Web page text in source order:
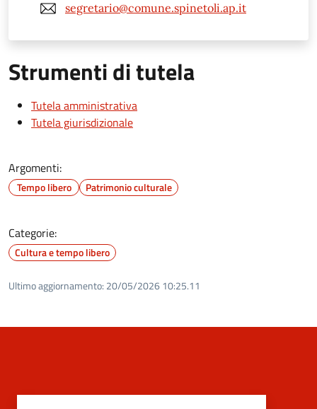
segretario@comune.spinetoli.ap.it
Strumenti di tutela
Tutela amministrativa
Tutela giurisdizionale
Argomenti:
Tempo libero Patrimonio culturale
Categorie:
Cultura e tempo libero
Ultimo aggiornamento: 20/05/2026 10:25.11